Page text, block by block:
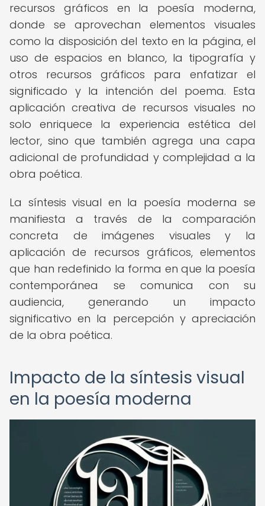
recursos gráficos en la poesía moderna,
donde se aprovechan elementos visuales
como la disposición del texto en la página, el
uso de espacios en blanco, la tipografía y
otros recursos gráficos para enfatizar el
significado y la intención del poema. Esta
aplicación creativa de recursos visuales no
solo enriquece la experiencia estética del
lector, sino que también agrega una capa
adicional de profundidad y complejidad a la
obra poética.
La síntesis visual en la poesía moderna se
manifiesta a través de la comparación
concreta de imágenes visuales y la
aplicación de recursos gráficos, elementos
que han redefinido la forma en que la poesía
contemporánea se comunica con su
audiencia, generando un impacto
significativo en la percepción y apreciación
de la obra poética.
Impacto de la síntesis visual
en la poesía moderna